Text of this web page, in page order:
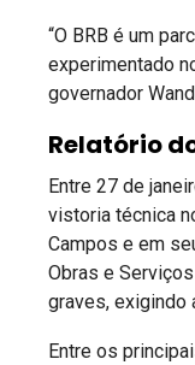
“O BRB é um
experimentado
governador
Relatório
Entre 27 de
vistoria técnica
Campos e em
Obras e
graves, exigindo
Entre os